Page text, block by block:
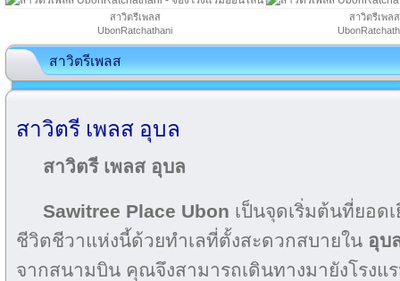
สาวิตรีเพลส
UbonRatchathani
สาวิตรีเพลส
สาวิตรีเพลส
สาวิตรี เพลส อุบล
สาวิตรี เพลส อุบล
Sawitree Place Ubon เป็นจุดเริ่มต้นที่ยอด
ชีวิตชีวาแห่งนี้ด้วยทำเลที่ตั้งสะดวกสบายใน อุบ
จากสนามบิน คุณจึงสามารถเดินทางมายังโรงแ